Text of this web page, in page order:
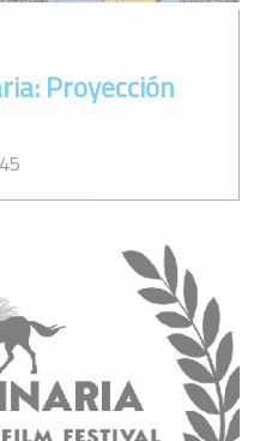
Proyección